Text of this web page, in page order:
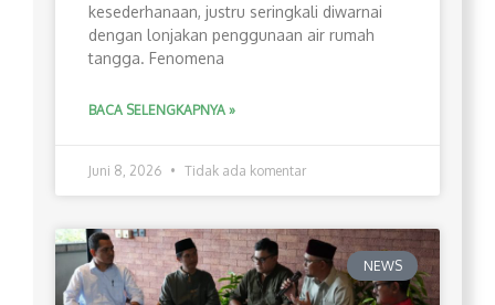
kesederhanaan, justru seringkali diwarnai
dengan lonjakan penggunaan air rumah
tangga. Fenomena
BACA SELENGKAPNYA »
Juni 8, 2026 Tidak ada komentar
NEWS